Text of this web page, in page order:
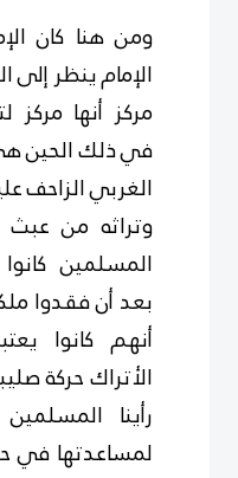
ومن هنا كان
الإمام ينظر إلى
مركز أنها مركز
في ذلك الحين
الغربي الزاحف
وتراثه من عبث
المسلمين
بعد أن فقدوا
أنهم كانوا
الأتراك حركة
رأينا
لمساعدتها في